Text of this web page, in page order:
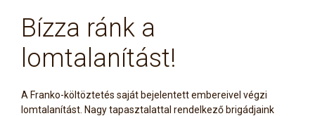
Bízza ránk a
lomtalanítást!
A Franko-költöztetés saját bejelentett embereivel végzi
lomtalanítást. Nagy tapasztalattal rendelkező brigádjaink